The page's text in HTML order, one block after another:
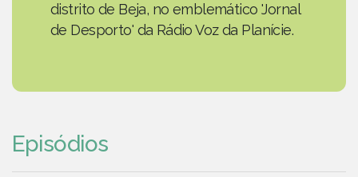
distrito de Beja, no emblemático 'Jornal
de Desporto' da Rádio Voz da Planície.
Episódios